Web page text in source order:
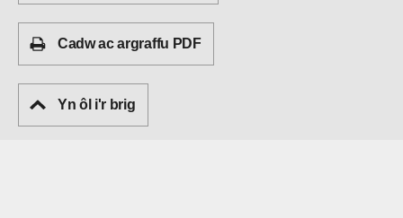
Cadw ac argraffu PDF
Yn ôl i'r brig